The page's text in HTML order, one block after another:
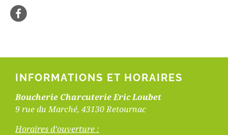
INFORMATIONS ET HORAIRES
Boucherie Charcuterie Eric Loubet
9 rue du Marché, 43130 Retournac
Horaires d’ouverture :